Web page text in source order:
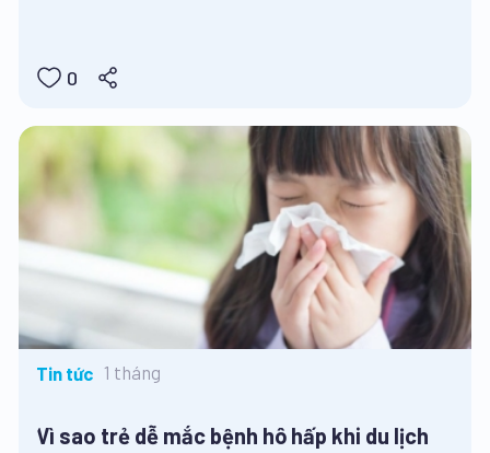
0
Tin tức 1 tháng
Vì sao trẻ dễ mắc bệnh hô hấp khi du lịch